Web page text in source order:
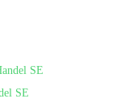
SE
SE